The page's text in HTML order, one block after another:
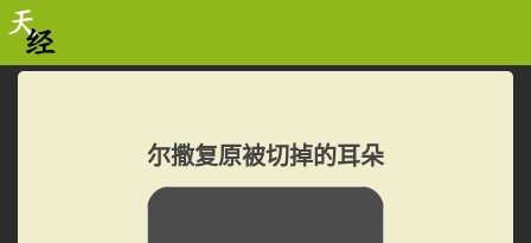
尔撒复原被切掉的耳朵